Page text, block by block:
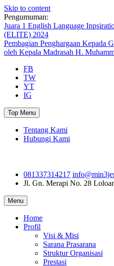
Skip to content
Pengumuman:
Juara 1 English Language
(ELITE) 2024
Pembagian Penghargaan Kepada
oleh Kepala Madrasah H.
FB
TW
YT
IG
Top Menu
Tentang Kami
Hubungi Kami
081337314217
Jl. Gn. Merapi No. 28
Menu
Home
Profil
Visi & Misi
Sarana Prasarana
Struktur Organisasi
Prestasi